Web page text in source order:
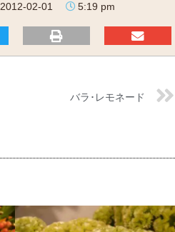
2012-02-01 5:19 pm
バラ･レモネード